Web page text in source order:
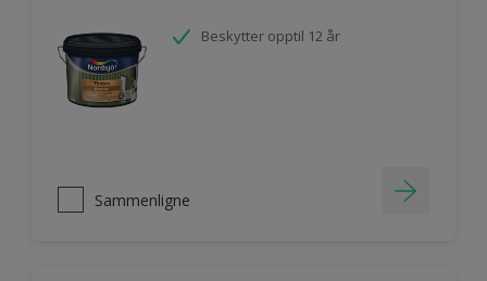
Beskytter opptil 12 år
Sammenligne